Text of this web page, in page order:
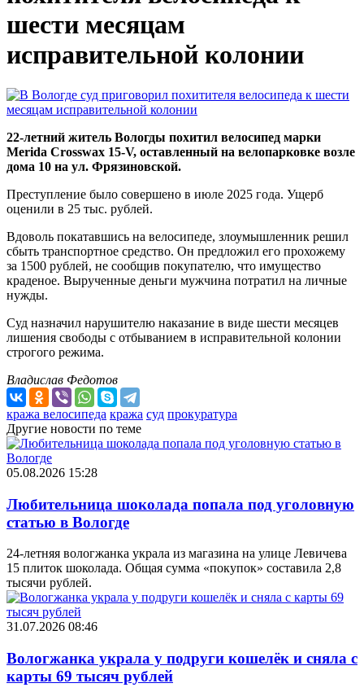
шести месяцам
исправительной колонии
22-летний житель Вологды похитил велосипед марки
Merida Crosswax 15-V, оставленный на велопарковке возле
дома 10 на ул. Фрязиновской.
Преступление было совершено в июле 2025 года. Ущерб
оценили в 25 тыс. рублей.
Вдоволь покатавшись на велосипеде, злоумышленник решил
сбыть транспортное средство. Он предложил его прохожему
за 1500 рублей, не сообщив покупателю, что имущество
краденое. Вырученные деньги мужчина потратил на личные
нужды.
Суд назначил нарушителю наказание в виде шести месяцев
лишения свободы с отбыванием в исправительной колонии
строгого режима.
Владислав Федотов
кража велосипеда кража суд прокуратура
Другие новости по теме
05.08.2026 15:28
Любительница шоколада попала под уголовную
статью в Вологде
24-летняя вологжанка украла из магазина на улице Левичева
15 плиток шоколада. Общая сумма «покупок» составила 2,8
тысячи рублей.
31.07.2026 08:46
Вологжанка украла у подруги кошелёк и сняла с
карты 69 тысяч рублей